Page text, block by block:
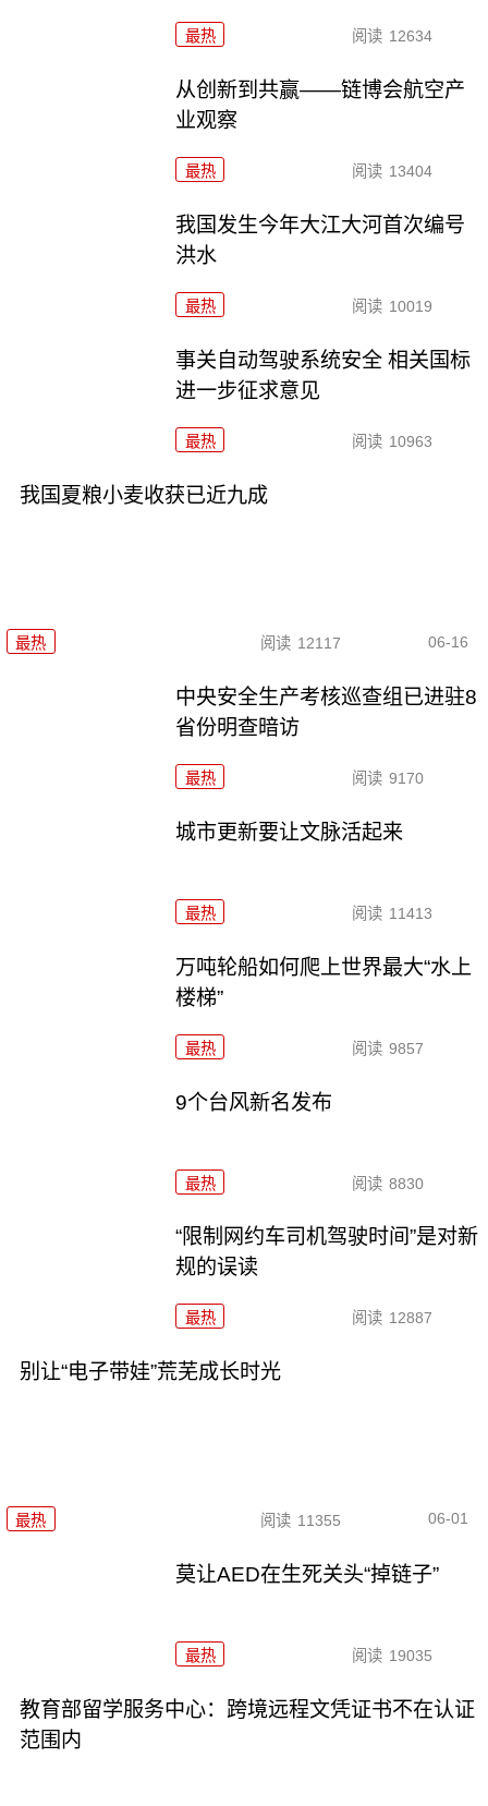
最热 阅读 12634
从创新到共赢——链博会航空产
业观察
最热 阅读 13404
我国发生今年大江大河首次编号
洪水
最热 阅读 10019
事关自动驾驶系统安全 相关国标
进一步征求意见
最热 阅读 10963
我国夏粮小麦收获已近九成
最热 阅读 12117 06-16
中央安全生产考核巡查组已进驻8
省份明查暗访
最热 阅读 9170
城市更新要让文脉活起来
最热 阅读 11413
万吨轮船如何爬上世界最大“水上
楼梯”
最热 阅读 9857
9个台风新名发布
最热 阅读 8830
“限制网约车司机驾驶时间”是对新
规的误读
最热 阅读 12887
别让“电子带娃”荒芜成长时光
最热 阅读 11355 06-01
莫让AED在生死关头“掉链子”
最热 阅读 19035
教育部留学服务中心：跨境远程文凭证书不在认证
范围内